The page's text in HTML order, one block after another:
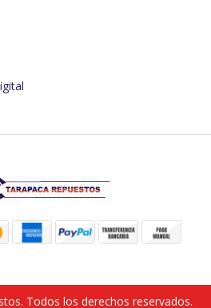
Todos los derechos reservados.